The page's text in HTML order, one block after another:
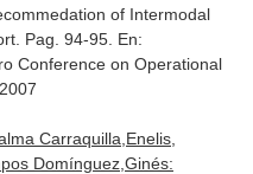
of Intermodal
Pag. 94-95. En:
Conference on Operational
Carraquilla,Enelis,
Domínguez,Ginés: